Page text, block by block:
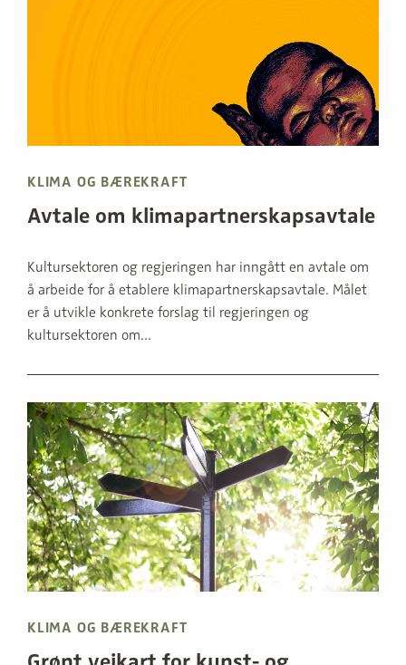
KLIMA OG BÆREKRAFT
Avtale om klimapartnerskapsavtale
Kultursektoren og regjeringen har inngått en avtale om
å arbeide for å etablere klimapartnerskapsavtale. Målet
er å utvikle konkrete forslag til regjeringen og
kultursektoren om...
KLIMA OG BÆREKRAFT